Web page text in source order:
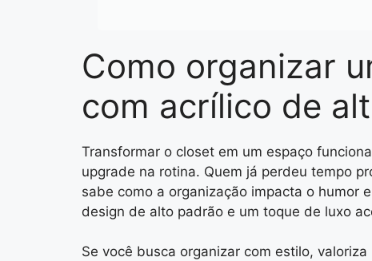
Como organizar
com acrílico de
Transformar o closet em um espaço
upgrade na rotina. Quem já perdeu tempo
sabe como a organização impacta o humor
design de alto padrão e um toque de luxo
Se você busca organizar com estilo,